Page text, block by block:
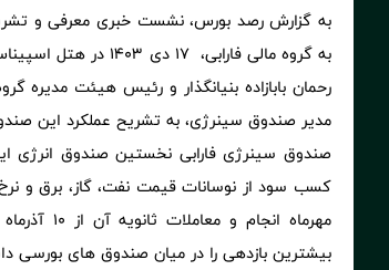
به گزارش رصد بورس، نشست خبری معرفی و
به گروه مالی فارابی، 17 دی 1403 در هتل اسپیناس پالاس برگزار شد و علی نقوی مدیرعامل
رحمان بابازاده بنیانگذار و رئیس هیئت مدیره
مدیر صندوق سینرژی، به تشریح عملکرد این
صندوق سینرژی فارابی نخستین صندوق انرژی
مهرماه
بیشترین بازدهی را در میان صندوق های بورسی